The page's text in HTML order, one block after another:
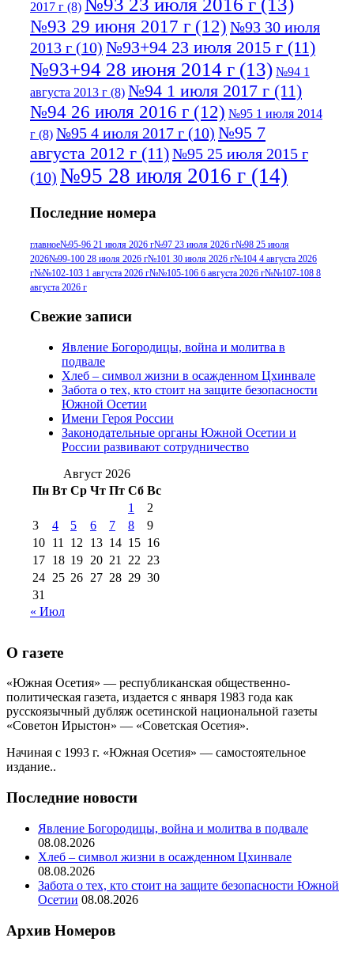
2017 г (8)
№93 29 июня 2017 г (12) №93 30 июля
2013 г (10) №93+94 23 июля 2015 г (11)
№93+94 28 июня 2014 г (13) №94 1
августа 2013 г (8) №94 1 июля 2017 г (11)
№94 26 июля 2016 г (12) №95 1 июля 2014
г (8) №95 4 июля 2017 г (10) №95 7
августа 2012 г (11)№95 25 июля 2015 г
(10) №95 28 июля 2016 г (14)
июля 2017 г(11)№96 9 августа 2012
г(13) №96 28 июля 2015 г(9) №96+97 3
июля 2014 г(10)№96+97 30 июля
2016 г(13)
июля 2017 г
2012 г
(15)
№97 30 июля 2015 г
(15)№98 1 августа 2015 г
августа 2016 г(10)№98 5 июля 2014 г(10)
№98 8 августа 2013 г
августа 2012 г(14) №98+99 11 июля
2017 г(9)
№99 4 августа
2016 г(12) №99 8 июля 2014 г
августа 2012 г(11)
августа 2013 г
(12)
Последние номера
главное№95-96 21 июля 2026 г№97 23 июля 2026 г№98 25 июля
2026№99-100 28 июля 2026 г№101 30 июля 2026 г№104 4 августа 2026
г№№102-103 1 августа 2026 г№№105-106 6 августа 2026 г№№107-108 8
августа 2026 г
Свежие записи
Явление Богородицы, война и молитва в
подвале
Хлеб – символ жизни в осажденном Цхинвале
Забота о тех, кто стоит на защите безопасности
Южной Осетии
Имени Героя России
Законодательные органы Южной Осетии и
России развивают сотрудничество
Август 2026
Пн Вт Ср Чт Пт Сб Вс
1
2
3
4 5 6 7 8
9
10 11 12 13 14 15 16
17 18 19 20 21 22 23
24 25 26 27 28 29 30
31
« Июл
О газете
«Южная Осетия» — республиканская общественно-
политическая газета, издается с января 1983 года как
русскоязычный дубляж осетинской национальной газеты
«Советон Ирыстон» — «Советская Осетия».
Начиная с 1993 г. «Южная Осетия» — самостоятельное
издание..
Последние новости
Явление Богородицы, война и молитва в подвале
08.08.2026
Хлеб – символ жизни в осажденном Цхинвале
08.08.2026
Забота о тех, кто стоит на защите безопасности Южной
Осетии 08.08.2026
Архив Номеров